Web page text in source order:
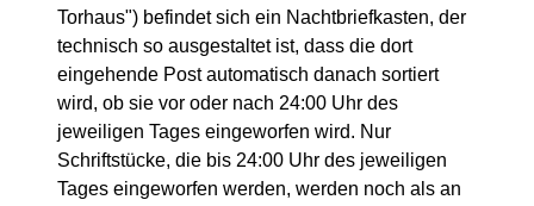
Torhaus") befindet sich ein Nachtbriefkasten, der
technisch so ausgestaltet ist, dass die dort
eingehende Post automatisch danach sortiert
wird, ob sie vor oder nach 24:00 Uhr des
jeweiligen Tages eingeworfen wird. Nur
Schriftstücke, die bis 24:00 Uhr des jeweiligen
Tages eingeworfen werden, werden noch als an